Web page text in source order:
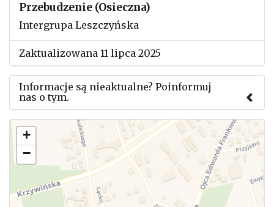
Przebudzenie (Osieczna)
Intergrupa Leszczyńska
Zaktualizowana 11 lipca 2025
Informacje są nieaktualne? Poinformuj
nas o tym.
Użyj tego formularza aby przesłać informację o
zmianach w powyższym mityngu.
+
−